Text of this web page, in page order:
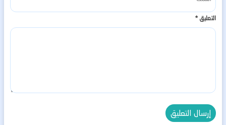
التعليق*